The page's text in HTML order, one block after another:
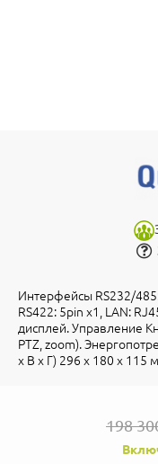
Интерфейсы RS232/
RS422: 5pin x1, LAN:
дисплей. Управление
PTZ, zoom).
x В x Г) 296 x 180 x 115
198